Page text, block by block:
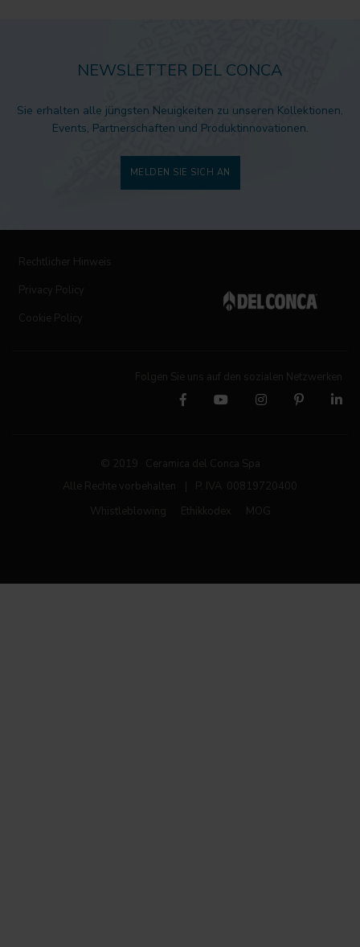
NEWSLETTER DEL CONCA
Sie erhalten alle jüngsten Neuigkeiten zu unseren Kollektionen,
Events, Partnerschaften und Produktinnovationen.
MELDEN SIE SICH AN
Rechtlicher Hinweis
Privacy Policy
Cookie Policy
Folgen Sie uns auf den sozialen Netzwerken
© 2019 Ceramica del Conca Spa
Alle Rechte vorbehalten
P. IVA 00819720400
Whistleblowing
Ethikkodex MOG